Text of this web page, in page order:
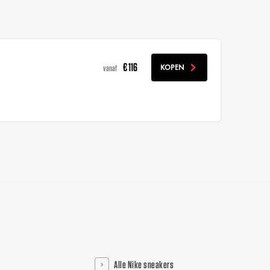
vanaf € 116 KOPEN
Alle Nike sneakers